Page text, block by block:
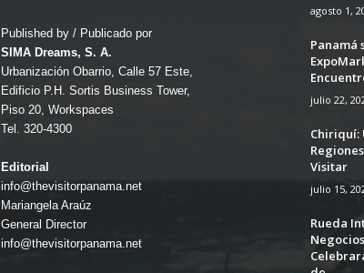
Published by / Publicado por
SIMA Dreams, S. A.
Urbanización Obarrio, Calle 57 Este,
Edificio P.H. Sortis Business Tower,
Piso 20, Workspaces
Tel. 320-4300
Editorial
info@thevisitorpanama.net
Mariangela Araúz
General Director
info@thevisitorpanama.net
agosto 1,
Panamá
julio 22,
Chiriquí:
Visitar
julio 15,
Rueda